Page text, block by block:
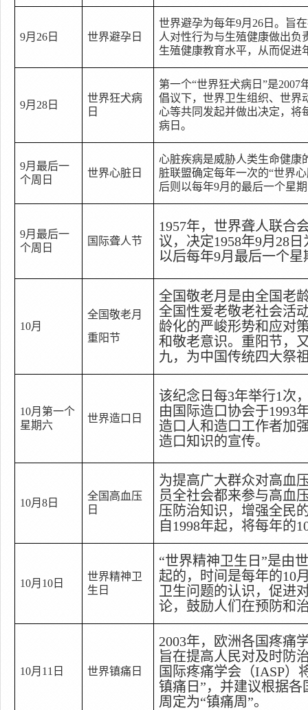
9月 26 日 世界避孕日
世界避孕为每年9月 26 日。旨
人对性行为与生殖健康做出负
生殖健康教育水平，从而促进
9月 28 日
世界狂犬病
日
第一个“世界狂犬病日”是2007
倡议下，世界卫生组织、世界
心等共同发起并做出决定，将
病日。
9月最后一
个周日
世界心脏日
心脏疾病是威胁人类生命健康
脏联盟确定每年一次的“世界
后则以每年9月的最后一个星
9月最后一
个周日
国际聋人节
1957年，世界聋人联合
议，决定1958年9月 28 日
以后每年9月最后一个
10月
全国敬老月
重阳节
全国敬老月是由全国老
全国性爱老敬老社会活
龄化的严峻形势和应对
和敬老意识。重阳节，
九，为中国传统四大祭
10月第一个
星期六
世界造口日
该纪念日每3年举行1次
由国际造口协会于1993
造口人和造口工作者加
造口知识的宣传。
10月8 日
全国高血压
日
为提高广大群众对高血
员全社会都来参与高血
压防治知识，增强全民
自 1998年起，将每年的
10月 10 日
世界精神卫
生日
“世界精神卫生日”是由
起的，时间是每年的10
卫生问题的认识，促进
论，鼓励人们在预防和
10月 11 日 世界镇痛日
2003年，欧洲各国疼痛
旨在提高人民对及时防
国际疼痛学会（IASP）
镇痛日”，并建议根据
周定为“镇痛周”。